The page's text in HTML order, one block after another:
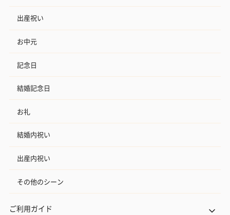
出産祝い
お中元
記念日
結婚記念日
お礼
結婚内祝い
出産内祝い
その他のシーン
ご利用ガイド